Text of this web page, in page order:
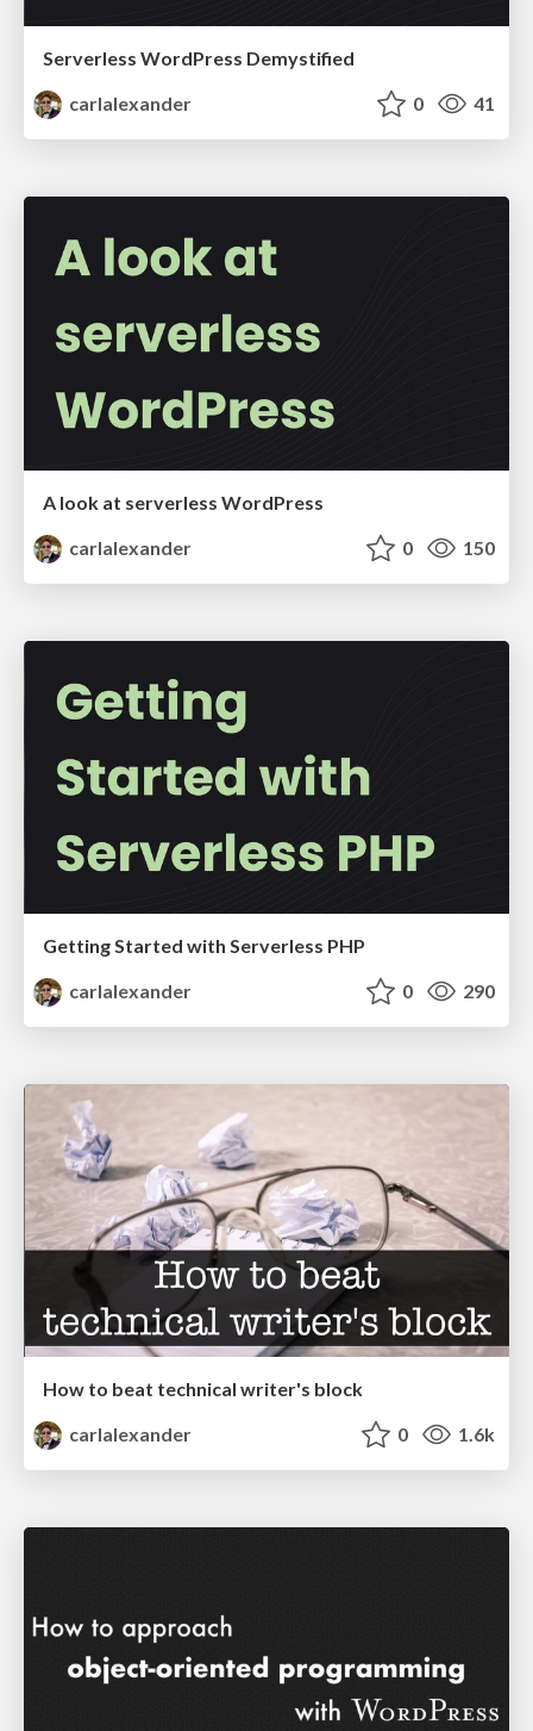
Serverless WordPress Demystified
carlalexander
0 41
A look at serverless WordPress
carlalexander
0 150
Getting Started with Serverless PHP
carlalexander
0 290
How to beat technical writer's block
carlalexander
0 1.6k